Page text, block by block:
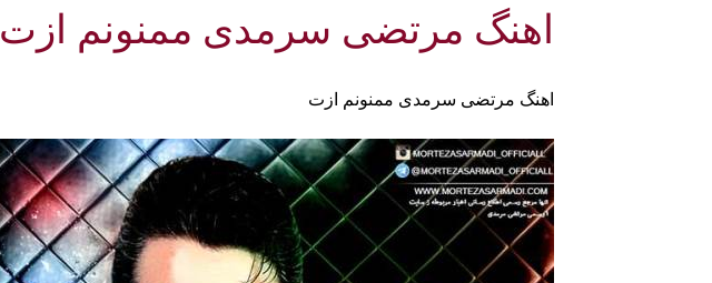
اهنگ مرتضی سرمدی ممنونم ازت
اهنگ مرتضی سرمدی ممنونم ازت